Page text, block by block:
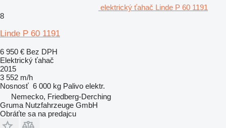
elektrický ťahač Linde P 60 1191
8
Linde P 60 1191
6 950 € Bez DPH
Elektrický ťahač
2015
3 552 m/h
Nosnosť 6 000 kg Palivo elektr.
Nemecko, Friedberg-Derching
Gruma Nutzfahrzeuge GmbH
Obráťte sa na predajcu